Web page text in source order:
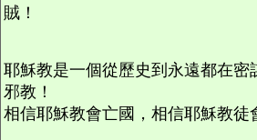
賊！
耶穌教是一個從歷史到永遠都在密
邪教！
相信耶穌教會亡國，相信耶穌教徒